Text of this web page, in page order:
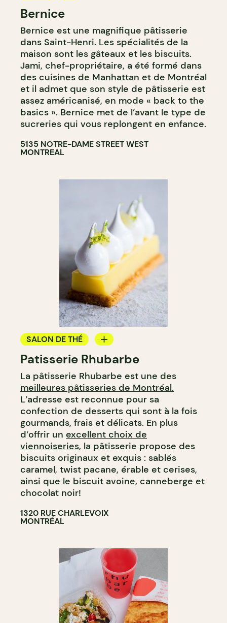
BOULANGERIE
COMPTOIR
Bernice
Bernice est une magnifique pâtisserie
dans Saint-Henri. Les spécialités de la
maison sont les gâteaux et les biscuits.
Jami, chef-propriétaire, a été formé dans
des cuisines de Manhattan et de Montréal
et il admet que son style de pâtisserie est
assez américanisé, en mode « back to the
basics ». Bernice met de l’avant le type de
sucreries qui vous replongent en enfance.
5135 NOTRE-DAME STREET WEST
MONTREAL
SALON DE THÉ
COMPTOIR
Patisserie Rhubarbe
La pâtisserie Rhubarbe est une des
meilleures pâtisseries de Montréal.
L’adresse est reconnue pour sa
confection de desserts qui sont à la fois
gourmands, frais et délicats. En plus
d’offrir un excellent choix de
viennoiseries, la pâtisserie propose des
biscuits originaux et exquis : sablés
caramel, twist pacane, érable et cerises,
ainsi que le biscuit avoine, canneberge et
chocolat noir!
1320 RUE CHARLEVOIX
MONTRÉAL